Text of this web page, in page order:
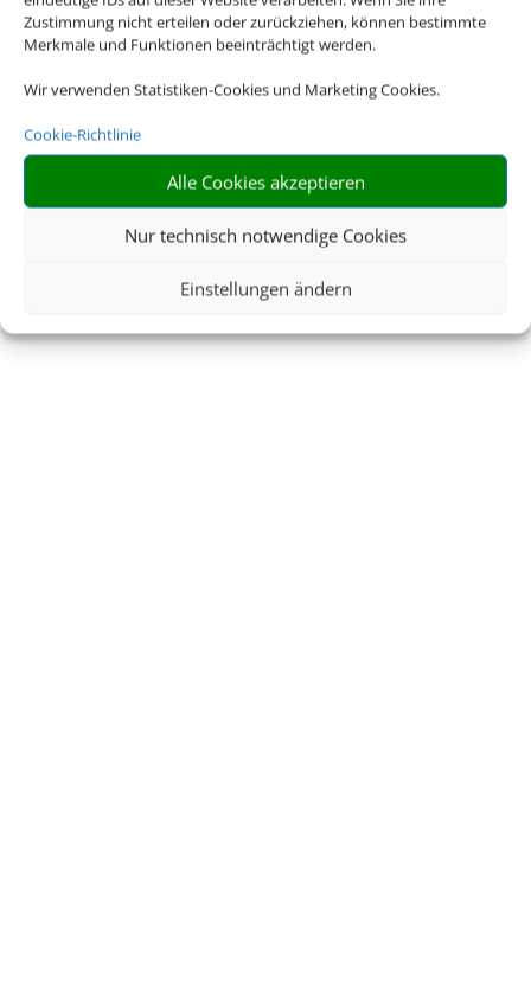
Zustimmung nicht erteilen oder zurückziehen, können bestimmte
Merkmale und Funktionen beeinträchtigt werden.
Wir verwenden Statistiken-Cookies und Marketing Cookies.
Cookie-Richtlinie
Alle Cookies akzeptieren
Nur technisch notwendige Cookies
Einstellungen ändern
NESKA Travel
Business
… wo der Urlaub beginnt